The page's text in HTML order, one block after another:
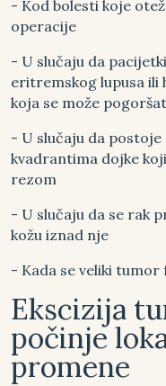
- Kod bolesti koje
operacije
- U slučaju da
eritremskog lupusa
koja se može
- U slučaju da
kvadrantima dojke
rezom
- U slučaju da se rak
kožu iznad nje
- Kada se veliki
Ekscizija
počinje
promene